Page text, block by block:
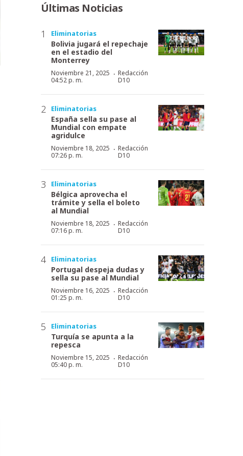
Últimas Noticias
Eliminatorias
Bolivia jugará el repechaje
en el estadio del
Monterrey
Noviembre 21, 2025
04:52 p. m.
· Redacción
D10
Eliminatorias
España sella su pase al
Mundial con empate
agridulce
Noviembre 18, 2025
07:26 p. m.
· Redacción
D10
Eliminatorias
Bélgica aprovecha el
trámite y sella el boleto
al Mundial
Noviembre 18, 2025
07:16 p. m.
· Redacción
D10
Eliminatorias
Portugal despeja dudas y
sella su pase al Mundial
Noviembre 16, 2025
01:25 p. m.
· Redacción
D10
Eliminatorias
Turquía se apunta a la
repesca
Noviembre 15, 2025
05:40 p. m.
· Redacción
D10